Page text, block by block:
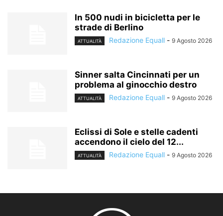
In 500 nudi in bicicletta per le
strade di Berlino
ATTUALITÀ Redazione Equall - 9 Agosto 2026
Sinner salta Cincinnati per un
problema al ginocchio destro
ATTUALITÀ Redazione Equall - 9 Agosto 2026
Eclissi di Sole e stelle cadenti
accendono il cielo del 12...
ATTUALITÀ Redazione Equall - 9 Agosto 2026